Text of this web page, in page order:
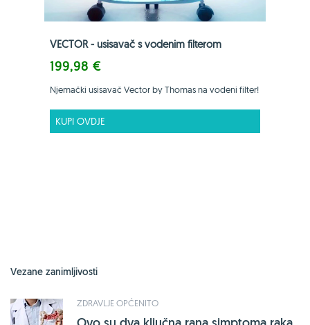
VECTOR - usisavač s vodenim filterom
199,98 €
Njemački usisavač Vector by Thomas na vodeni filter!
KUPI OVDJE
Vezane zanimljivosti
ZDRAVLJE OPĆENITO